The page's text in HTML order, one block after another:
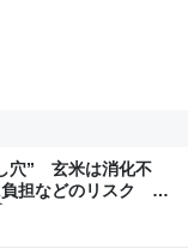
穴” 玄米は消化不
負担などのリスク 摂
ス